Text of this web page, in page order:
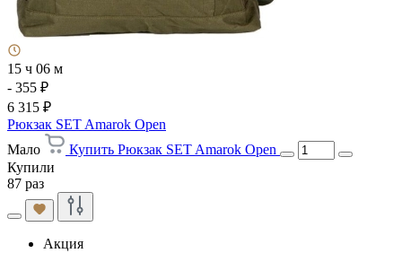
15 ч 06 м
- 355 ₽
6 315 ₽
Рюкзак SET Amarok Open
Мало
Купить Рюкзак SET Amarok Open
Купили
87 раз
Акция